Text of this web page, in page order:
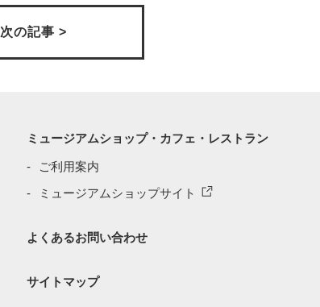
次の記事 >
ミュージアムショップ・カフェ・レストラン
ご利用案内
ミュージアムショップサイト
よくあるお問い合わせ
サイトマップ